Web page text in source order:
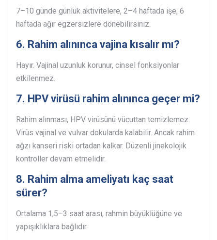
7–10 günde günlük aktivitelere, 2–4 haftada işe, 6
haftada ağır egzersizlere dönebilirsiniz.
6. Rahim alınınca vajina kısalır mı?
Hayır. Vajinal uzunluk korunur, cinsel fonksiyonlar
etkilenmez.
7. HPV virüsü rahim alınınca geçer mi?
Rahim alınması, HPV virüsünü vücuttan temizlemez.
Virüs vajinal ve vulvar dokularda kalabilir. Ancak rahim
ağzı kanseri riski ortadan kalkar. Düzenli jinekolojik
kontroller devam etmelidir.
8. Rahim alma ameliyatı kaç saat
sürer?
Ortalama 1,5–3 saat arası, rahmin büyüklüğüne ve
yapışıklıklara bağlıdır.